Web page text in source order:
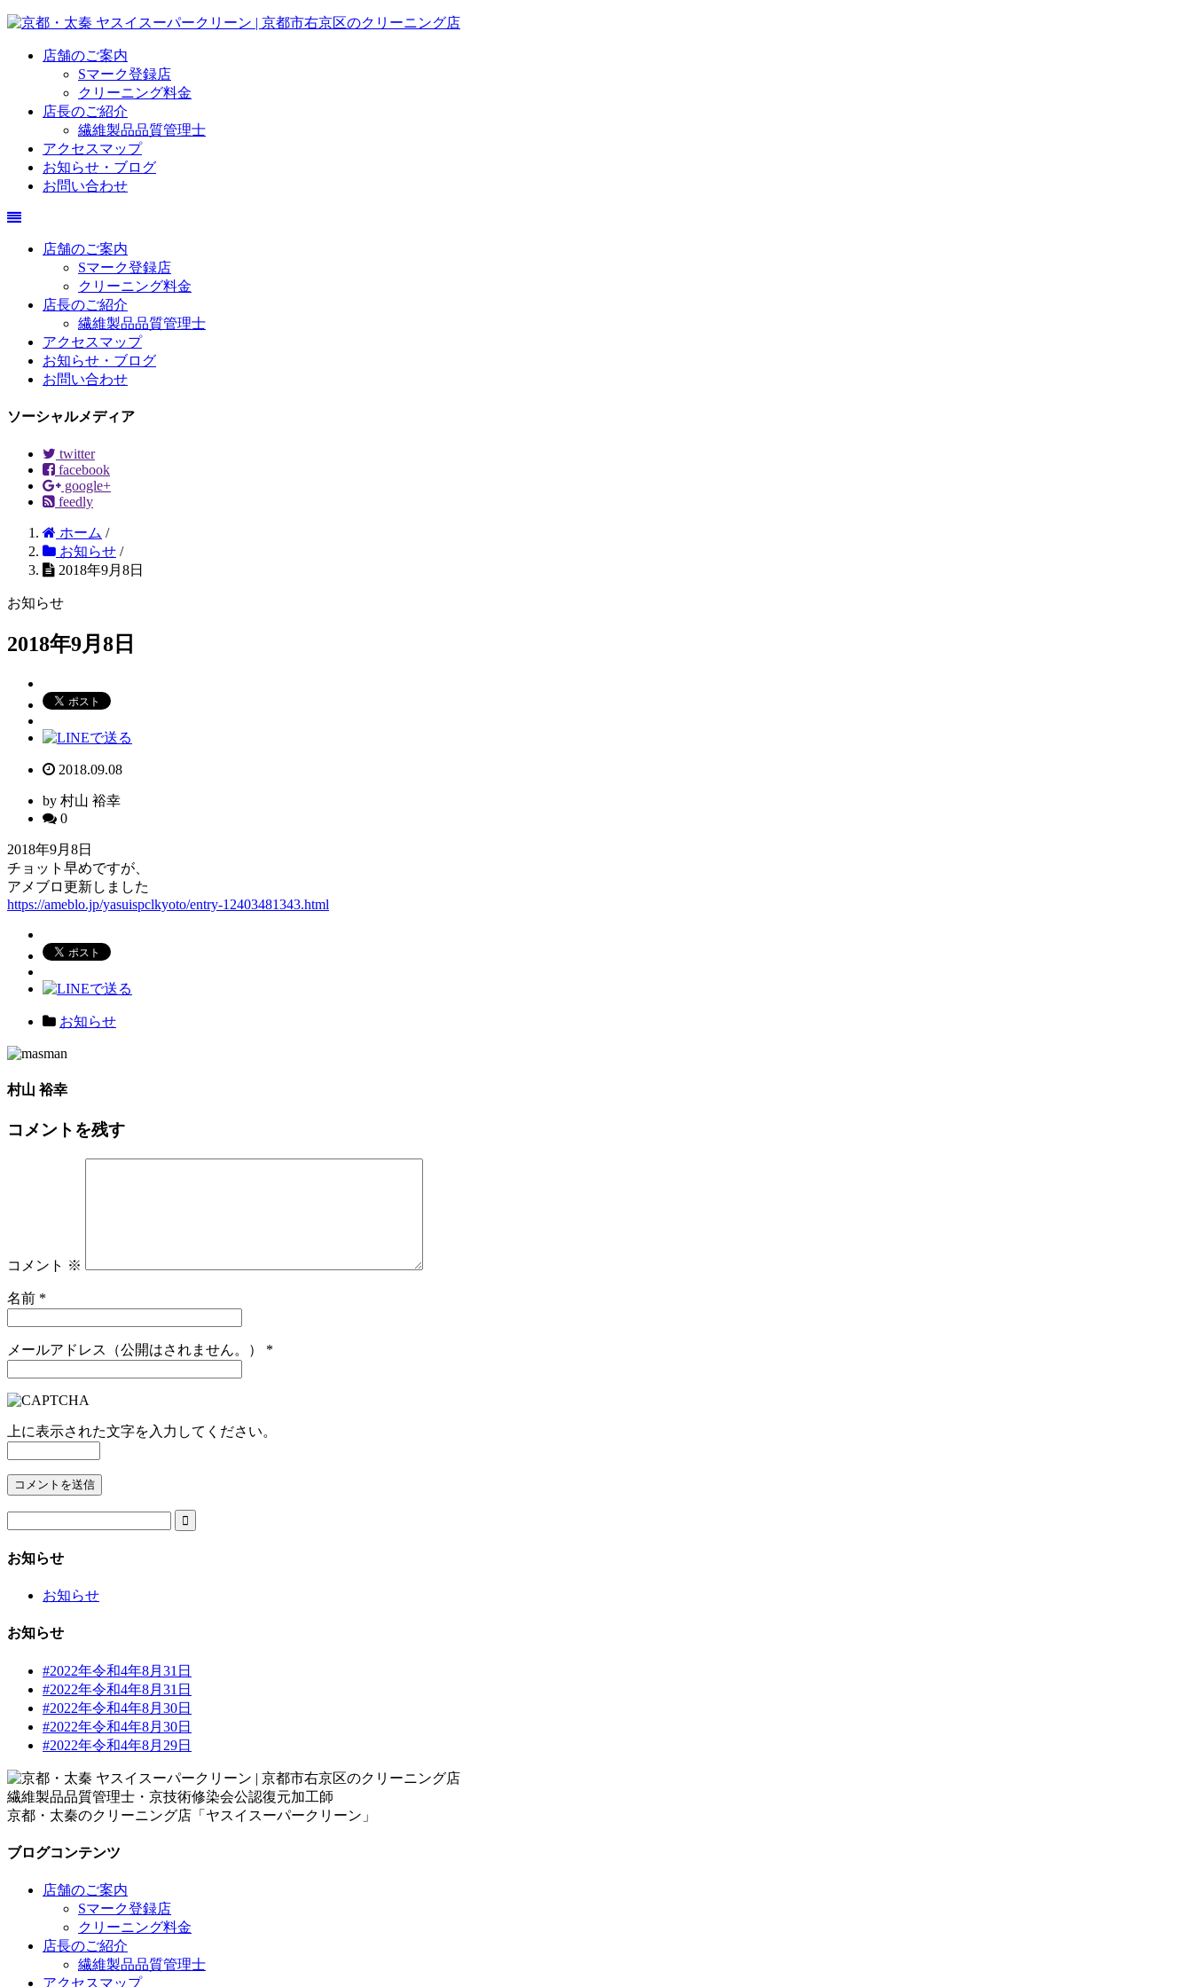
店舗のご案内
Sマーク登録店
クリーニング料金
店長のご紹介
繊維製品品質管理士
アクセスマップ
お知らせ・ブログ
お問い合わせ
店舗のご案内
Sマーク登録店
クリーニング料金
店長のご紹介
繊維製品品質管理士
アクセスマップ
お知らせ・ブログ
お問い合わせ
ソーシャルメディア
twitter
facebook
google+
feedly
ホーム /
お知らせ /
2018年9月8日
お知らせ
2018年9月8日
2018.09.08
by 村山 裕幸
0
2018年9月8日
チョット早めですが、
アメブロ更新しました
https://ameblo.jp/yasuispclkyoto/entry-12403481343.html
お知らせ
村山 裕幸
コメントを残す
コメント ※
名前 *
メールアドレス（公開はされません。） *
上に表示された文字を入力してください。

お知らせ
お知らせ
お知らせ
#2022年令和4年8月31日
#2022年令和4年8月31日
#2022年令和4年8月30日
#2022年令和4年8月30日
#2022年令和4年8月29日
繊維製品品質管理士・京技術修染会公認復元加工師
京都・太秦のクリーニング店「ヤスイスーパークリーン」
ブログコンテンツ
店舗のご案内
Sマーク登録店
クリーニング料金
店長のご紹介
繊維製品品質管理士
アクセスマップ